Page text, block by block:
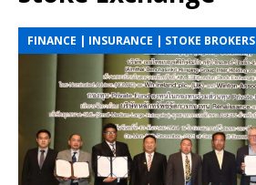
FINANCE | INSURANCE | STOKE BROKERS